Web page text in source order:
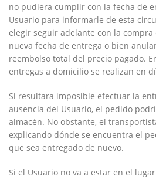
no pudiera cumplir con la fecha de
Usuario para informarle de esta
elegir seguir adelante con la
nueva fecha de entrega o bien
reembolso total del precio pagado.
entregas a domicilio se realizan en
Si resultara imposible efectuar la
ausencia del Usuario, el pedido
almacén. No obstante, el
explicando dónde se encuentra el
que sea entregado de nuevo.
Si el Usuario no va a estar en el